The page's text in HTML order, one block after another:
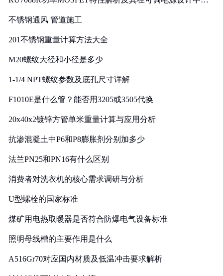
不锈钢通风 管道施工
201不锈钢重量计算方法大全
M20螺纹大径和小径是多少
1-1/4 NPT螺纹参数及底孔尺寸详解
F1010E是什么管？能否用3205或3505代换
20x40x2镀锌方管单米重量计算与应用分析
抗渗混凝土中P6和P8膨胀剂分别加多少
法兰PN25和PN16有什么区别
消费者对洗衣机的核心需求调研与分析
U型螺栓的国家标准
煤矿用电热取暖器是否符合防爆电气设备标准
照明母线槽的主要作用是什么
A516Gr70对应国内材质及低温冲击要求解析